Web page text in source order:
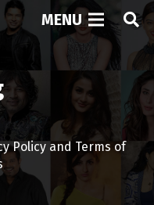
MENU
Policy and Terms of